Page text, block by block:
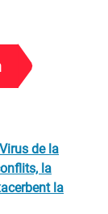
de la
la
la